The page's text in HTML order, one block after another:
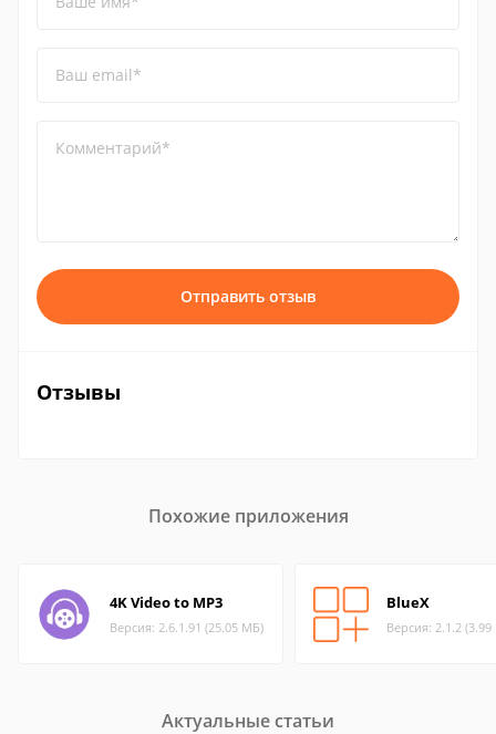
Ваш email*
Комментарий*
Отправить отзыв
Отзывы
Похожие приложения
4K Video to MP3
Версия: 2.6.1.91 (25.05 МБ)
BlueX
Версия: 2.1.2
Актуальные статьи